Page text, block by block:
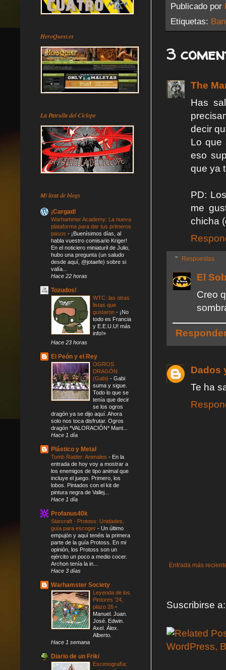
Publicado por
Etiquetas:
3
The
Has
decir
Lo que
eso
que ya
PD:
me
chicha
Respuestas
El
Creo
Dados
Te ha
Entrada más
Suscribirse
HeroQuest.es
La Patrulla del Cíclope
Mi lista de blogs
¡Cargad!
Warhammer Academy: La nueva
plataforma para dar tus primeros
pasos - ¡Buenísimos días, al
habla vuestro comisario Kriger!
En el noticiero miniaturil de Julio,
hubo una pregunta (un saludo
desde aquí, @jotaefe) sobre si
valía...
Hace 22 horas
Tozudos!
WTC: las otras
listas que
gustaron - ¡No
todo es Francia
y E.E.U.U! más
info!»
Hace 23 horas
El Peón y el Rey
OGROS
DRAGÓN
(Gabi) - Gabi
suma y sigue.
Todo lo que se
tenía que decir
se los ogros
dragón ya se dijo aquí. Ahora
solo nos toca disfrutar. Ogros
dragón *VALORACIÓN* Mant...
Hace 1 día
Plástico y Metal
Tomb Raider: Animales - En la
entrada de hoy voy a mostrar a
los enemigos de tipo animal que
incluye el juego. Primero, los
lobos. Pintados con el kit de
pintura negra de Vallej...
Hace 1 día
Profanus40k
Starcraft - Protoss: Unidades,
guía para escoger - Un último
empujón y aquí tenéis la primera
parte de la guía Protoss. En mi
opinión, los Protoss son un
ejército un poco a medio cocer.
Archon tenía la in...
Hace 3 días
Warhamster Society
Leyenda de los
Pintores '24,
plazo 26 -
Manuel. Juan.
José. Edwin.
Axel. Álex.
Alberto.
Hace 1 semana
Diario de un Friki
Escenografía: